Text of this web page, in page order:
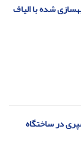
شده با الیاف
در ساختگاه